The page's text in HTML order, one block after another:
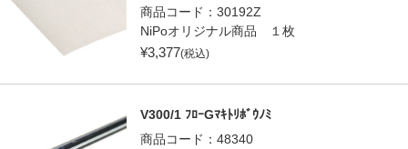
商品コード： 30192Z
NiPoオリジナル商品 １枚
¥3,377(税込)
V300/1 ﾌﾛｰGﾏｷﾄﾘﾎﾞｳﾉﾐ
商品コード： 48340